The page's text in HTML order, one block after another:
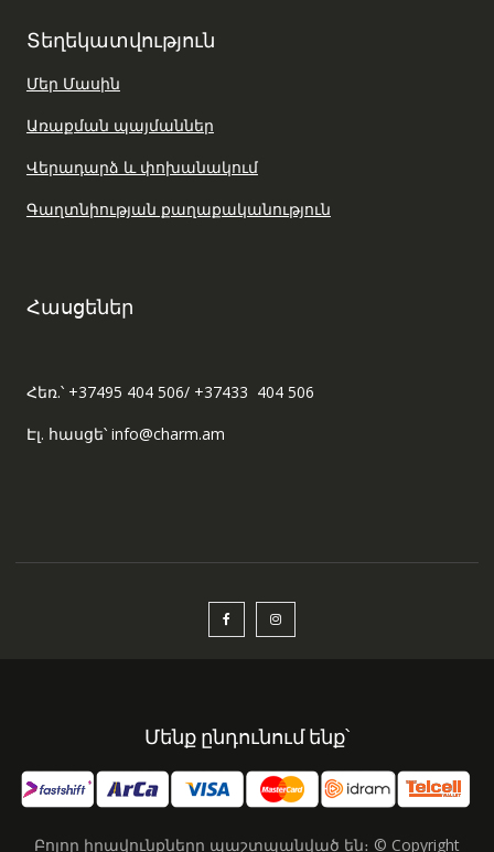
Տեղեկատվություն
Մեր Մասին
Առաքման պայմաններ
Վերադարձ և փոխանակում
Գաղտնիության քաղաքականություն
Հասցեներ
Հեռ.՝ +37495 404 506/ +37433 404 506
Էլ. հասցե՝ info@charm.am
Մենք ընդունում ենք՝
Բոլոր իրավունքները պաշտպանված են։ © Copyright